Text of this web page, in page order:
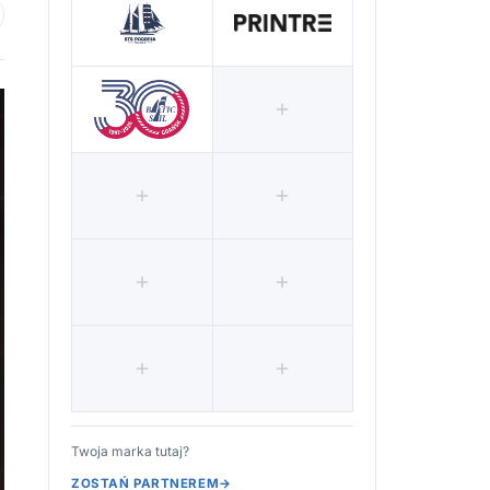
ulubionych
Twoja marka tutaj?
ZOSTAŃ PARTNEREM→